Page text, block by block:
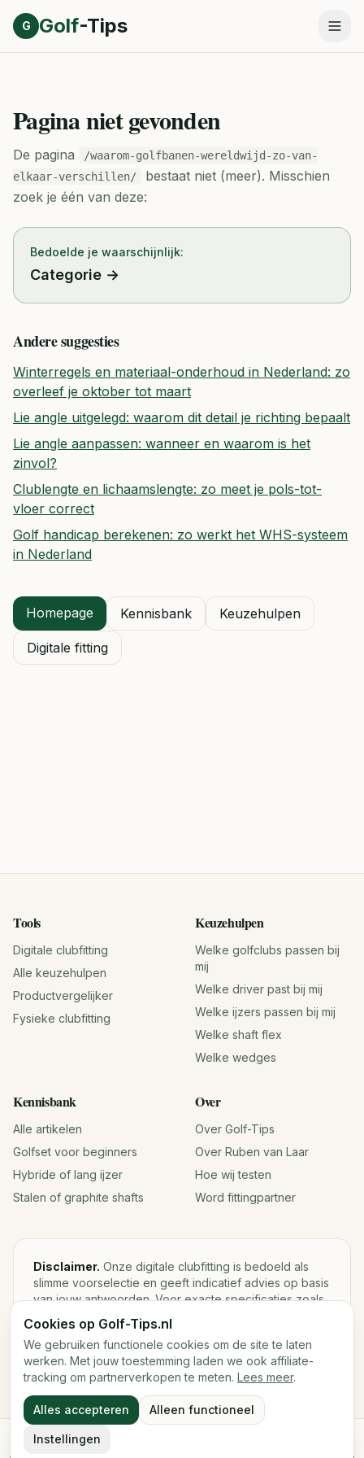
Direct naar inhoud
G Golf-Tips
Pagina niet gevonden
De pagina
/waarom-golfbanen-wereldwijd-zo-van-
elkaar-verschillen/
bestaat niet (meer). Misschien
zoek je één van deze:
Bedoelde je waarschijnlijk:
Categorie →
Andere suggesties
Winterregels en materiaal-onderhoud in Nederland: zo
overleef je oktober tot maart
Lie angle uitgelegd: waarom dit detail je richting bepaalt
Lie angle aanpassen: wanneer en waarom is het
zinvol?
Clublengte en lichaamslengte: zo meet je pols-tot-
vloer correct
Golf handicap berekenen: zo werkt het WHS-systeem
in Nederland
Homepage Kennisbank Keuzehulpen
Digitale fitting
Tools
Digitale clubfitting
Alle keuzehulpen
Productvergelijker
Fysieke clubfitting
Keuzehulpen
Welke golfclubs passen bij
mij
Welke driver past bij mij
Welke ijzers passen bij mij
Welke shaft flex
Welke wedges
Kennisbank
Alle artikelen
Golfset voor beginners
Hybride of lang ijzer
Stalen of graphite shafts
Over
Over Golf-Tips
Over Ruben van Laar
Hoe wij testen
Word fittingpartner
Disclaimer. Onze digitale clubfitting is bedoeld als
slimme voorselectie en geeft indicatief advies op basis
van jouw antwoorden. Voor exacte specificaties zoals
loft, lie, shaftgewicht en swingweight blijft een fysieke
fitting met launch monitor de beste keuze.
2026Golf-Tips.nl — Het slimste golfadviesplatform van
Nederland.
Cookies op Golf-Tips.nl
We gebruiken functionele cookies om de site te laten
werken. Met jouw toestemming laden we ook affiliate-
tracking om partnerverkopen te meten. Lees meer.
Alles accepteren Alleen functioneel
Instellingen